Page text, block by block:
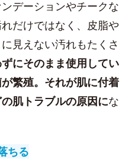
デーションやチークな
だけではなく、皮脂や
見えない汚れもたくさ
にそのまま使用してい
繁殖。それが肌に付着
肌トラブルの原因にな
ちる